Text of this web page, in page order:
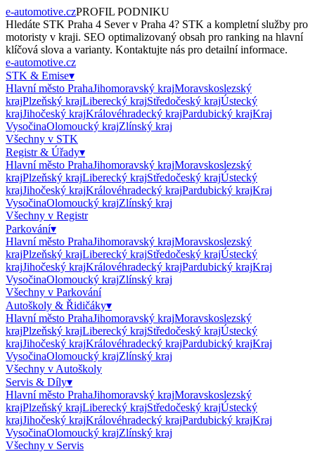
e-automotive.czPROFIL PODNIKU
Hledáte STK Praha 4 Severv Praha 4? STK a kompletní služby pro
motoristy v kraji. SEO optimalizovaný obsah pro ranking na hlavní
klíčová slova a varianty. Kontaktujte nás pro detailní informace.
e-automotive.cz
STK & Emise▾
Hlavní město PrahaJihomoravský krajMoravskoslezský
krajPlzeňský krajLiberecký krajStředočeský krajÚstecký
krajJihočeský krajKrálovéhradecký krajPardubický krajKraj
VysočinaOlomoucký krajZlínský kraj
Všechny v STK
Registr & Úřady▾
Hlavní město PrahaJihomoravský krajMoravskoslezský
krajPlzeňský krajLiberecký krajStředočeský krajÚstecký
krajJihočeský krajKrálovéhradecký krajPardubický krajKraj
VysočinaOlomoucký krajZlínský kraj
Všechny v Registr
Parkování▾
Hlavní město PrahaJihomoravský krajMoravskoslezský
krajPlzeňský krajLiberecký krajStředočeský krajÚstecký
krajJihočeský krajKrálovéhradecký krajPardubický krajKraj
VysočinaOlomoucký krajZlínský kraj
Všechny v Parkování
Autoškoly & Řidičáky▾
Hlavní město PrahaJihomoravský krajMoravskoslezský
krajPlzeňský krajLiberecký krajStředočeský krajÚstecký
krajJihočeský krajKrálovéhradecký krajPardubický krajKraj
VysočinaOlomoucký krajZlínský kraj
Všechny v Autoškoly
Servis & Díly▾
Hlavní město PrahaJihomoravský krajMoravskoslezský
krajPlzeňský krajLiberecký krajStředočeský krajÚstecký
krajJihočeský krajKrálovéhradecký krajPardubický krajKraj
VysočinaOlomoucký krajZlínský kraj
Všechny v Servis